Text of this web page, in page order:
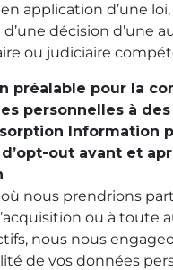
application d’une
décision d’une
ou judiciaire
préalable pour la
personnelles à
Information
out avant et
où nous prendrions
ou à toute
nous nous
de vos données